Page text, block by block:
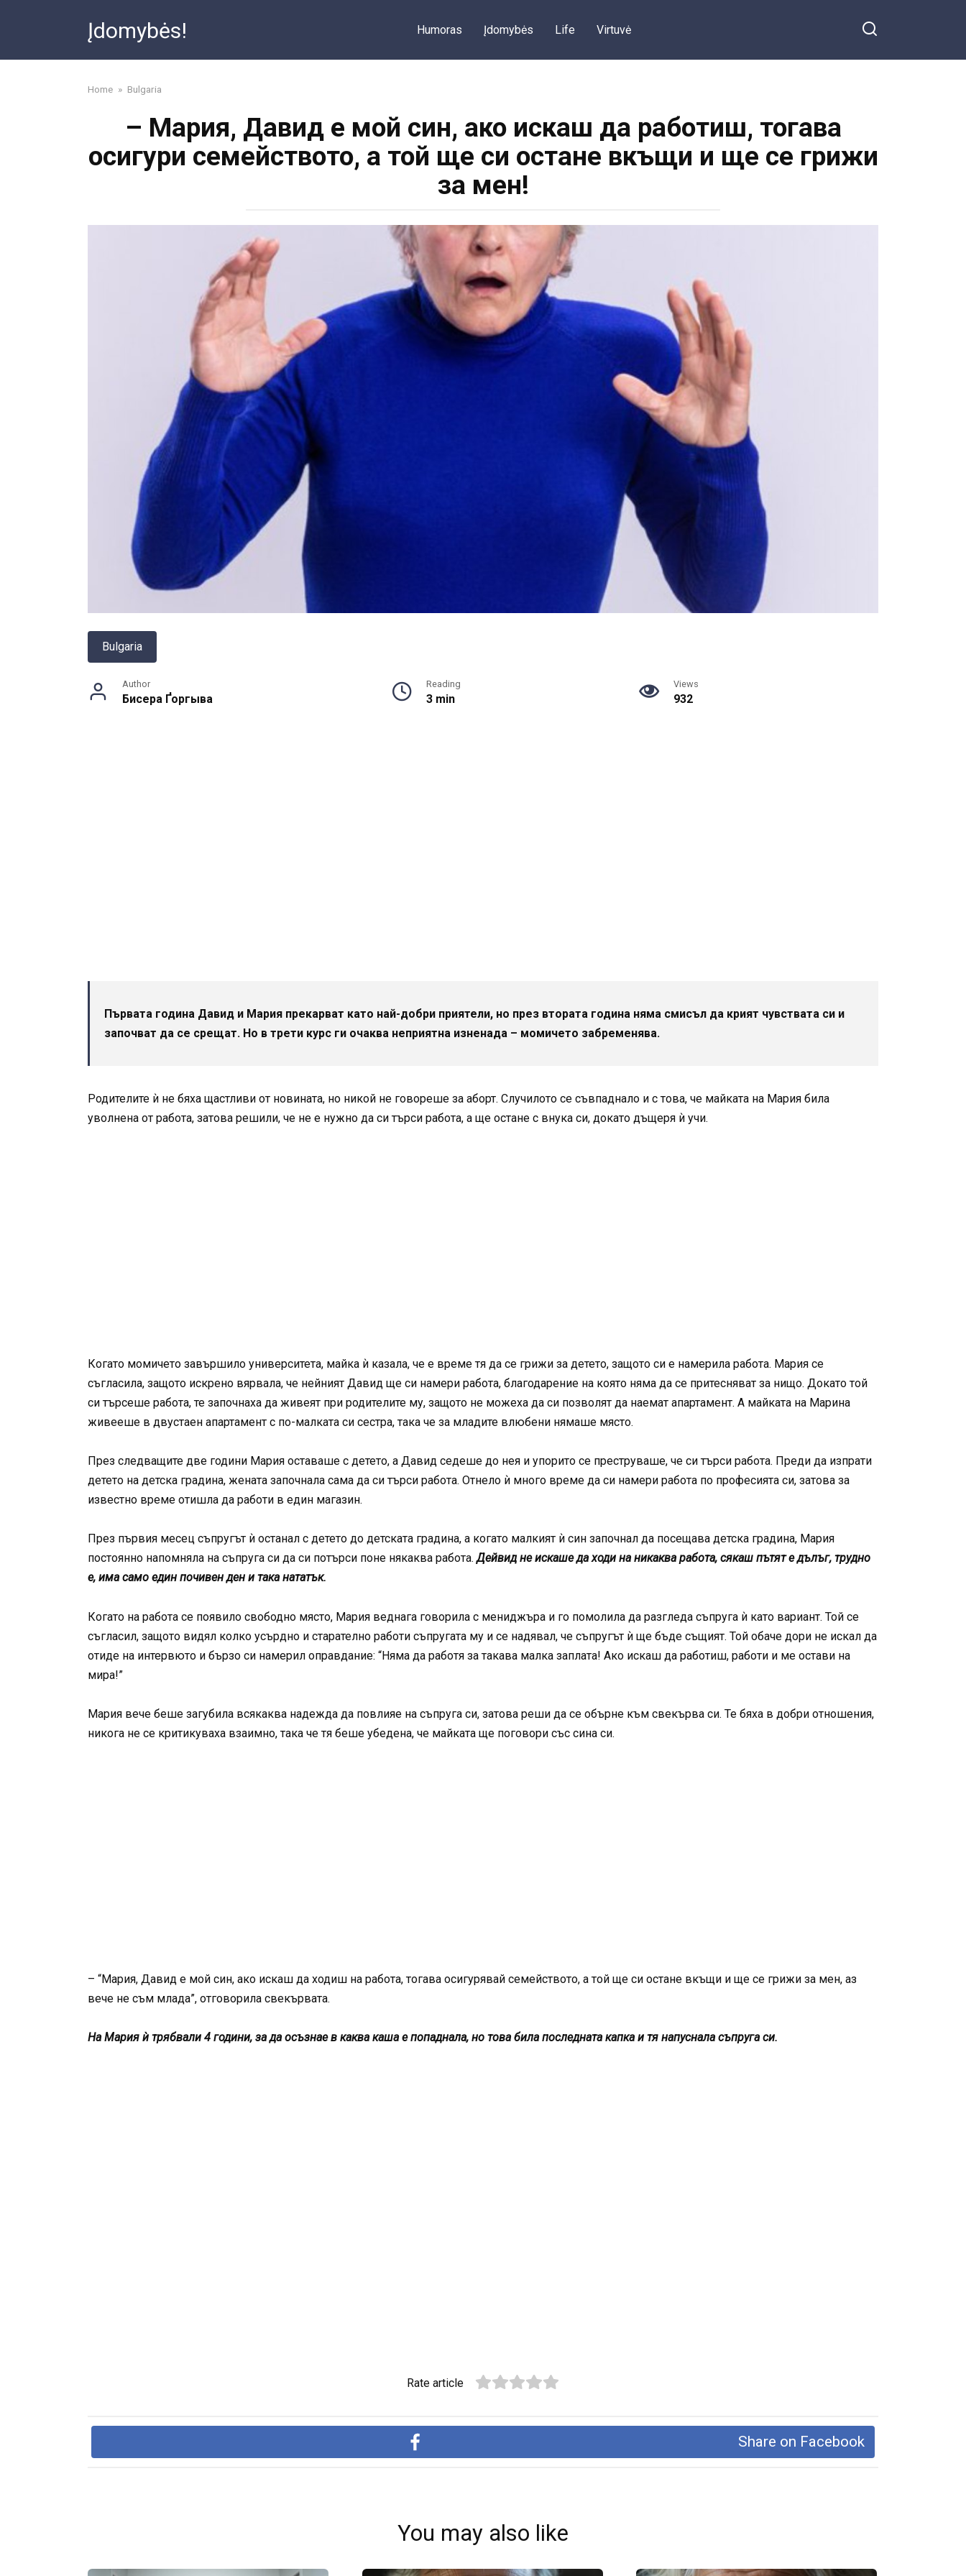
Įdomybės! Humoras Įdomybės Life Virtuvė
Home » Bulgaria
– Мария, Давид е мой син, ако искаш да работиш, тогава
осигури семейството, а той ще си остане вкъщи и ще се грижи
за мен!
Bulgaria
Author
Бисера Ґоргыва
Reading
3 min
Views
932
Първата година Давид и Мария прекарват като най-добри приятели, но през втората година няма смисъл да крият чувствата си и
започват да се срещат. Но в трети курс ги очаква неприятна изненада – момичето забременява.
Родителите ѝ не бяха щастливи от новината, но никой не говореше за аборт. Случилото се съвпаднало и с това, че майката на Мария била
уволнена от работа, затова решили, че не е нужно да си търси работа, а ще остане с внука си, докато дъщеря ѝ учи.
Когато момичето завършило университета, майка ѝ казала, че е време тя да се грижи за детето, защото си е намерила работа. Мария се
съгласила, защото искрено вярвала, че нейният Давид ще си намери работа, благодарение на която няма да се притесняват за нищо. Докато той
си търсеше работа, те започнаха да живеят при родителите му, защото не можеха да си позволят да наемат апартамент. А майката на Марина
живееше в двустаен апартамент с по-малката си сестра, така че за младите влюбени нямаше място.
През следващите две години Мария оставаше с детето, а Давид седеше до нея и упорито се преструваше, че си търси работа. Преди да изпрати
детето на детска градина, жената започнала сама да си търси работа. Отнело ѝ много време да си намери работа по професията си, затова за
известно време отишла да работи в един магазин.
През първия месец съпругът ѝ останал с детето до детската градина, а когато малкият ѝ син започнал да посещава детска градина, Мария
постоянно напомняла на съпруга си да си потърси поне някаква работа.Дейвид не искаше да ходи на никаква работа, сякаш пътят е дълъг, трудно
е, има само един почивен ден и така нататък.
Когато на работа се появило свободно място, Мария веднага говорила с мениджъра и го помолила да разгледа съпруга ѝ като вариант. Той се
съгласил, защото видял колко усърдно и старателно работи съпругата му и се надявал, че съпругът ѝ ще бъде същият. Той обаче дори не искал да
отиде на интервюто и бързо си намерил оправдание: “Няма да работя за такава малка заплата! Ако искаш да работиш, работи и ме остави на
мира!”
Мария вече беше загубила всякаква надежда да повлияе на съпруга си, затова реши да се обърне към свекърва си. Те бяха в добри отношения,
никога не се критикуваха взаимно, така че тя беше убедена, че майката ще поговори със сина си.
– “Мария, Давид е мой син, ако искаш да ходиш на работа, тогава осигурявай семейството, а той ще си остане вкъщи и ще се грижи за мен, аз
вече не съм млада”, отговорила свекървата.
На Мария ѝ трябвали 4 години, за да осъзнае в каква каша е попаднала, но това била последната капка и тя напуснала съпруга си.
Rate article
Share on Facebook
You may also like